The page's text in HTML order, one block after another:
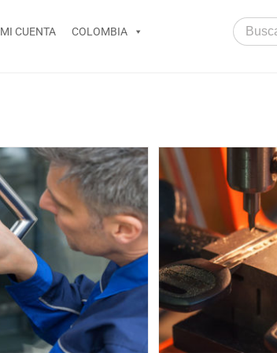
MI CUENTA COLOMBIA
Search
for: